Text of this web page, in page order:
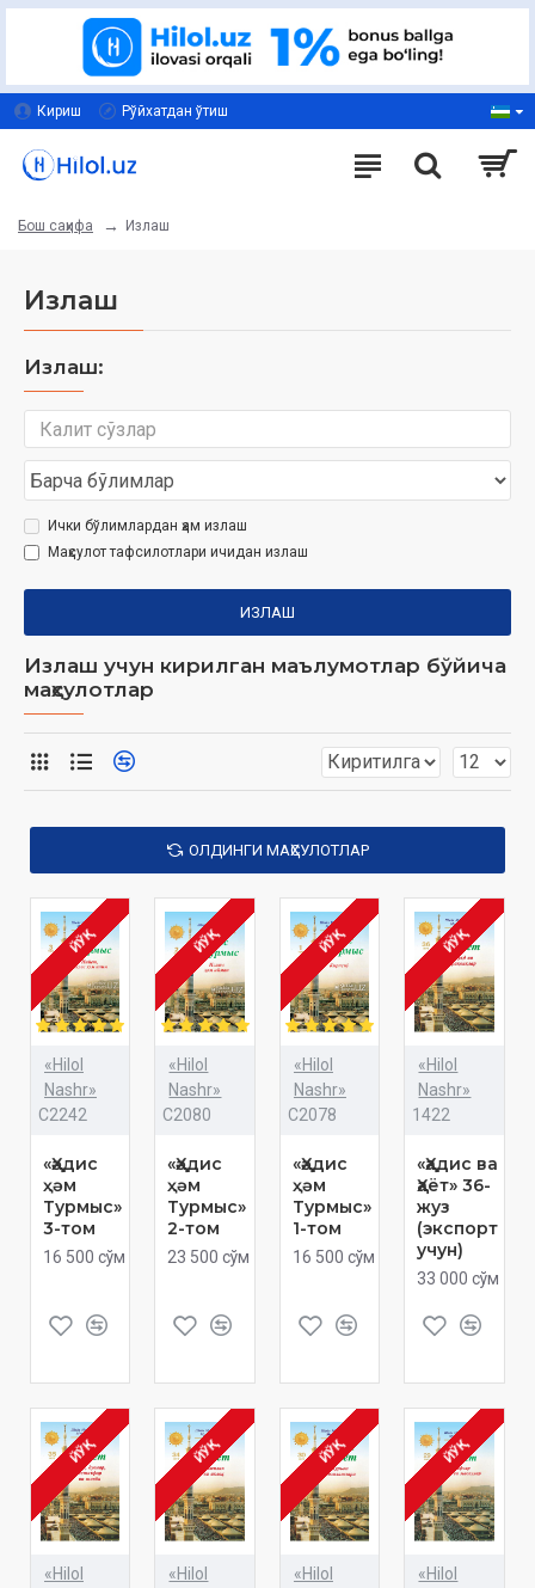
Кириш Рўйхатдан ўтиш
Бош саҳифа Излаш
Излаш
Излаш:
Ички бўлимлардан ҳам излаш
Маҳсулот тафсилотлари ичидан излаш
ИЗЛАШ
Излаш учун кирилган маълумотлар бўйича
маҳсулотлар
ОЛДИНГИ МАҲСУЛОТЛАР
ЙЎҚ
«Hilol
Nashr»
C2242
«Ҳәдис
ҳәм
Турмыс»
3-том
16 500 сўм
ЙЎҚ
«Hilol
Nashr»
C2080
«Ҳәдис
ҳәм
Турмыс»
2-том
23 500 сўм
ЙЎҚ
«Hilol
Nashr»
C2078
«Ҳәдис
ҳәм
Турмыс»
1-том
16 500 сўм
ЙЎҚ
«Hilol
Nashr»
1422
«Ҳадис ва
Ҳаёт» 36-
жуз
(экспорт
учун)
33 000 сўм
ЙЎҚ
«Hilol
ЙЎҚ
«Hilol
ЙЎҚ
«Hilol
ЙЎҚ
«Hilol